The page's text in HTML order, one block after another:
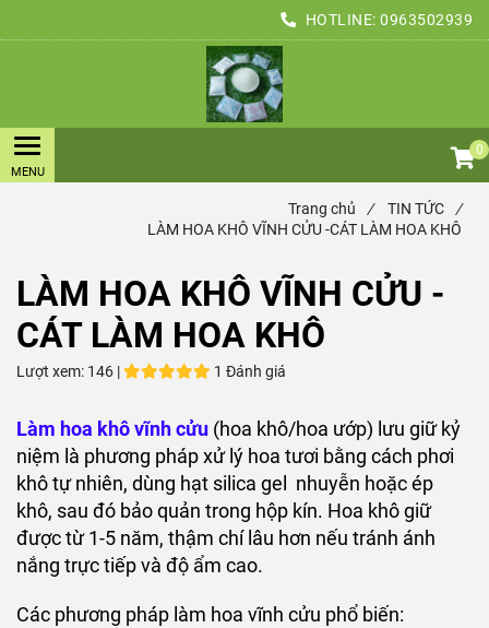
HOTLINE: 0963502939
0
Trang chủ / TIN TỨC
/
LÀM HOA KHÔ VĨNH CỬU -CÁT LÀM HOA KHÔ
LÀM HOA KHÔ VĨNH CỬU -
CÁT LÀM HOA KHÔ
Lượt xem: 146 | 1 Đánh giá
Làm hoa khô vĩnh cửu (hoa khô/hoa ướp) lưu giữ kỷ
niệm là phương pháp xử lý hoa tươi bằng cách phơi
khô tự nhiên, dùng hạt silica gel nhuyễn hoặc ép
khô, sau đó bảo quản trong hộp kín. Hoa khô giữ
được từ 1-5 năm, thậm chí lâu hơn nếu tránh ánh
nắng trực tiếp và độ ẩm cao.
Các phương pháp làm hoa vĩnh cửu phổ biến: